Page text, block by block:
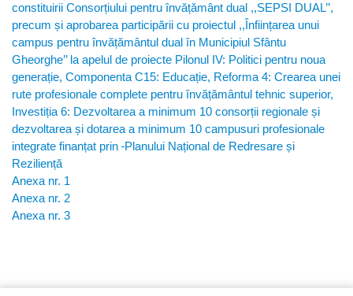
constituirii Consorțiului pentru învățământ dual ,,SEPSI DUAL’’,
precum și aprobarea participării cu proiectul ,,Înființarea unui
campus pentru învățământul dual în Municipiul Sfântu
Gheorghe’’ la apelul de proiecte Pilonul IV: Politici pentru noua
generație, Componenta C15: Educație, Reforma 4: Crearea unei
rute profesionale complete pentru învățământul tehnic superior,
Investiția 6: Dezvoltarea a minimum 10 consorții regionale și
dezvoltarea și dotarea a minimum 10 campusuri profesionale
integrate finanțat prin Planului Național de Redresare și
Reziliență
Anexa nr. 1
Anexa nr. 2
Anexa nr. 3